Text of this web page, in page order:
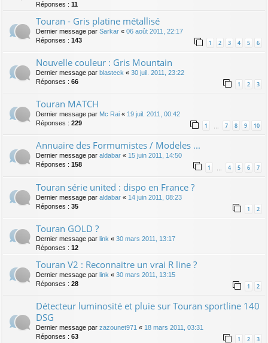
Réponses : 11
Touran - Gris platine métallisé
Dernier message par Sarkar « 06 août 2011, 22:17
Réponses : 143 1 2 3 4 5 6
Nouvelle couleur : Gris Mountain
Dernier message par blasteck « 30 juil. 2011, 23:22
Réponses : 66 1 2 3
Touran MATCH
Dernier message par Mc Rai « 19 juil. 2011, 00:42
Réponses : 229 1 … 7 8 9 10
Annuaire des Formumistes / Modeles ...
Dernier message par aldabar « 15 juin 2011, 14:50
Réponses : 158 1 4 5 6 7
Touran série united : dispo en France ?
Dernier message par aldabar « 14 juin 2011, 08:23
Réponses : 35 1 2
Touran GOLD ?
Dernier message par link « 30 mars 2011, 13:17
Réponses : 12
Touran V2 : Reconnaitre un vrai R line ?
Dernier message par link « 30 mars 2011, 13:15
Réponses : 28 1 2
Détecteur luminosité et pluie sur Touran sportline 140
DSG
Dernier message par zazounet971 « 18 mars 2011, 03:31
Réponses : 63 1 2 3